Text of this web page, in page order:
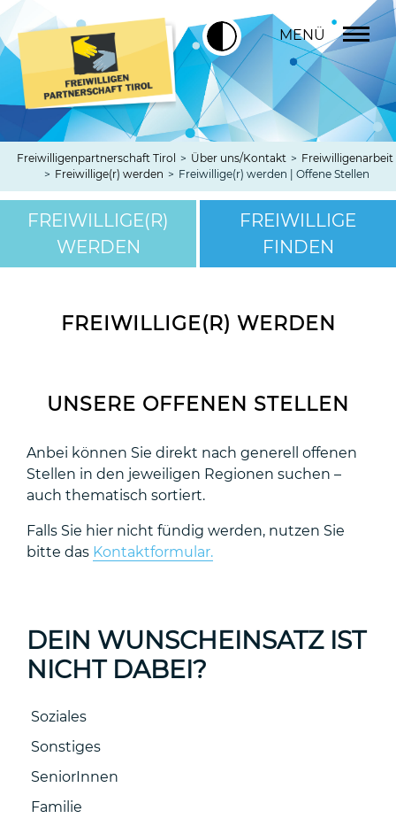
MENÜ
Freiwilligenpartnerschaft Tirol > Über uns/Kontakt > Freiwilligenarbeit
> Freiwillige(r) werden > Freiwillige(r) werden | Offene Stellen
FREIWILLIGE(R)
WERDEN
FREIWILLIGE
FINDEN
FREIWILLIGE(R) WERDEN
UNSERE OFFENEN STELLEN
Anbei können Sie direkt nach generell offenen
Stellen in den jeweiligen Regionen suchen –
auch thematisch sortiert.
Falls Sie hier nicht fündig werden, nutzen Sie
bitte das Kontaktformular.
DEIN WUNSCHEINSATZ IST
NICHT DABEI?
Soziales
Sonstiges
SeniorInnen
Familie